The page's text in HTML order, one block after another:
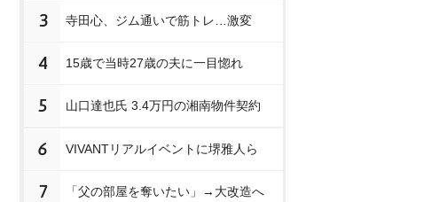
3 寺田心、ジム通いで筋トレ…激変
4 15歳で当時27歳の夫に一目惚れ
5 山口達也氏 3.4万円の湘南物件契約
6 VIVANTリアルイベントに堺雅人ら
7 「父の部屋を奪いたい」→大改造へ